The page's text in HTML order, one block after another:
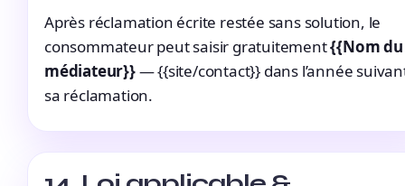
Après réclamation écrite restée sans solution, le
consommateur peut saisir gratuitement{{Nom du
médiateur}}— {{site/contact}} dans l’année
sa réclamation.